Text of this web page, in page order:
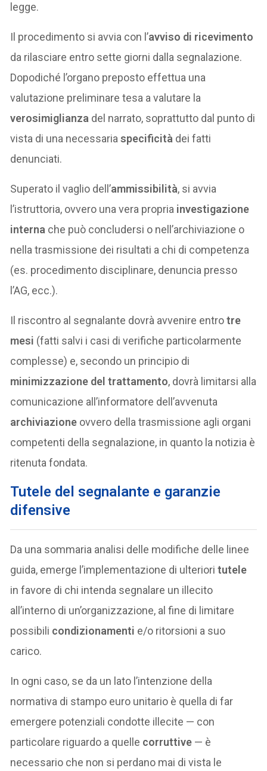
legge.
Il procedimento si avvia con l’avviso di ricevimento
da rilasciare entro sette giorni dalla segnalazione.
Dopodiché l’organo preposto effettua una
valutazione preliminare tesa a valutare la
verosimiglianza del narrato, soprattutto dal punto di
vista di una necessariaspecificità dei fatti
denunciati.
Superato il vaglio dell’ammissibilità, si avvia
l’istruttoria, ovvero una vera propria investigazione
interna che può concludersi o nell’archiviazione o
nella trasmissione dei risultati a chi di competenza
(es. procedimento disciplinare, denuncia presso
l’AG, ecc.).
Il riscontro al segnalante dovrà avvenire entrotre
mesi (fatti salvi i casi di verifiche particolarmente
complesse) e, secondo un principio di
minimizzazione del trattamento, dovrà limitarsi alla
comunicazione all’informatore dell’avvenuta
archiviazione ovvero della trasmissione agli organi
competenti della segnalazione, in quanto la notizia è
ritenuta fondata.
Tutele del segnalante e garanzie
difensive
Da una sommaria analisi delle modifiche delle linee
guida, emerge l’implementazione di ulterioritutele
in favore di chi intenda segnalare un illecito
all’interno di un’organizzazione, al fine di limitare
possibili condizionamenti e/o ritorsioni a suo
carico.
In ogni caso, se da un lato l’intenzione della
normativa di stampo euro unitario è quella di far
emergere potenziali condotte illecite — con
particolare riguardo a quelle corruttive — è
necessario che non si perdano mai di vista le